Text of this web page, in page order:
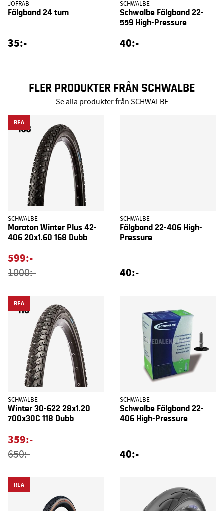
JOFRAB
Fälgband 24 tum
35:-
SCHWALBE
Schwalbe Fälgband 22-
559 High-Pressure
40:-
FLER PRODUKTER FRÅN SCHWALBE
Se alla produkter från SCHWALBE
REA
SCHWALBE
Maraton Winter Plus 42-
406 20x1.60 168 Dubb
599:-
1000:-
SCHWALBE
Fälgband 22-406 High-
Pressure
40:-
REA
SCHWALBE
Winter 30-622 28x1.20
700x30C 118 Dubb
359:-
650:-
SCHWALBE
Schwalbe Fälgband 22-
406 High-Pressure
40:-
REA